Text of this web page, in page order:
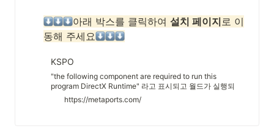
아래 박스를 클릭하여 설치 페이지로 이
동해 주세요
KSPO
"the following component are required to run this
program DirectX Runtime" 라고 표시되고 월드가 실행되
지 않을 경우 아래의 프로그램을 설치해 주세요.
https://metaports.com/